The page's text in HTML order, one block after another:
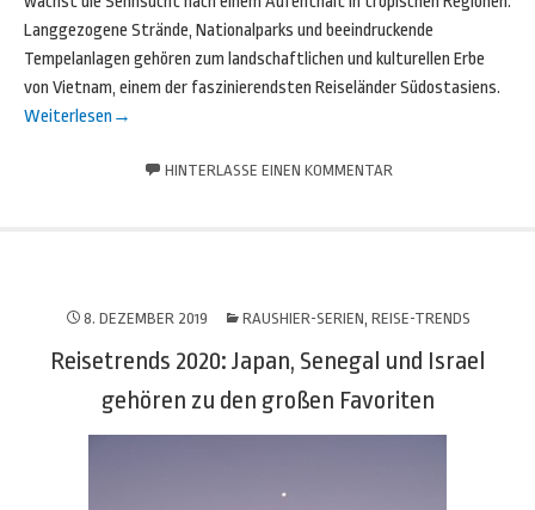
Langgezogene Strände, Nationalparks und beeindruckende
Tempelanlagen gehören zum landschaftlichen und kulturellen Erbe
von Vietnam, einem der faszinierendsten Reiseländer Südostasiens.
Weiterlesen →
HINTERLASSE EINEN KOMMENTAR
8. DEZEMBER 2019 RAUSHIER-SERIEN, REISE-TRENDS
Reisetrends 2020: Japan, Senegal und Israel
gehören zu den großen Favoriten